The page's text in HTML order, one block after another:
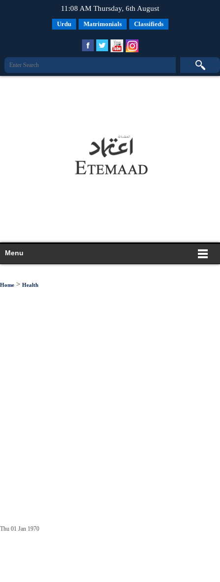
11:08 AM Thursday, 6th August
Urdu Matrimonials Classifieds
Menu
Home > Health
Thu 01 Jan 1970